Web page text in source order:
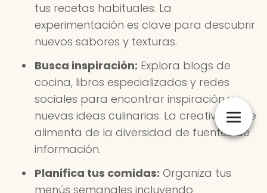
tus recetas habituales. La
experimentación es clave para descubrir
nuevos sabores y texturas.
Busca inspiración: Explora blogs de
cocina, libros especializados y redes
sociales para encontrar inspiración y
nuevas ideas culinarias. La creatividad se
alimenta de la diversidad de fuentes de
información.
Planifica tus comidas: Organiza tus
menús semanales incluyendo